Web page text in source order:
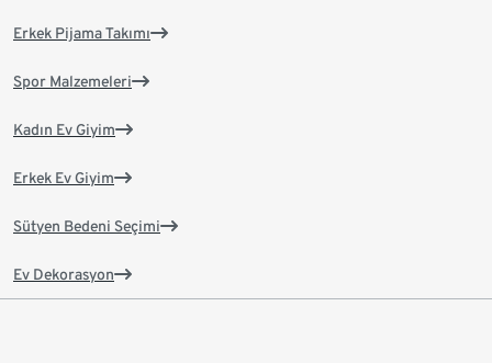
Erkek Pijama Takımı
Spor Malzemeleri
Kadın Ev Giyim
Erkek Ev Giyim
Sütyen Bedeni Seçimi
Ev Dekorasyon